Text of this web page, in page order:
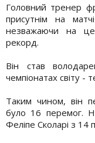
Головний тренер
присутнім на
незважаючи на
рекорд.
Він став
чемпіонатах світу -
Таким чином, він
було 16 перемог.
Феліпе Сколарі з 14